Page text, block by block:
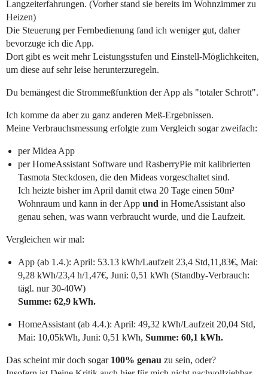
Langzeiterfahrungen. (Vorher stand sie bereits im Wohnzimmer zu
Heizen)
Die Steuerung per Fernbedienung fand ich weniger gut, daher
bevorzuge ich die App.
Dort gibt es weit mehr Leistungsstufen und Einstell-Möglichkeiten,
um diese auf sehr leise herunterzuregeln.
Du bemängest die Strommeßfunktion der App als "totaler Schrott".
Ich komme da aber zu ganz anderen Meß-Ergebnissen.
Meine Verbrauchsmessung erfolgte zum Vergleich sogar zweifach:
per Midea App
per HomeAssistant Software und RasberryPie mit kalibrierten
Tasmota Steckdosen, die den Mideas vorgeschaltet sind.
Ich heizte bisher im April damit etwa 20 Tage einen 50m²
Wohnraum und kann in der App und in HomeAssistant also
genau sehen, was wann verbraucht wurde, und die Laufzeit.
Vergleichen wir mal:
App (ab 1.4.): April: 53.13 kWh/Laufzeit 23,4 Std,11,83€, Mai:
9,28 kWh/23,4 h/1,47€, Juni: 0,51 kWh (Standby-Verbrauch:
tägl. nur 30-40W)
Summe: 62,9 kWh.
HomeAssistant (ab 4.4.): April: 49,32 kWh/Laufzeit 20,04 Std,
Mai: 10,05kWh, Juni: 0,51 kWh, Summe: 60,1 kWh.
Das scheint mir doch sogar 100% genau zu sein, oder?